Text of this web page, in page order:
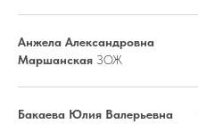
Анжела Александровна
Маршанская ЗОЖ
Бакаева Юлия Валерьевна